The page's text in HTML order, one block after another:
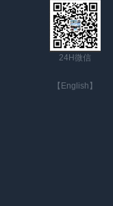
24H微信
【English】